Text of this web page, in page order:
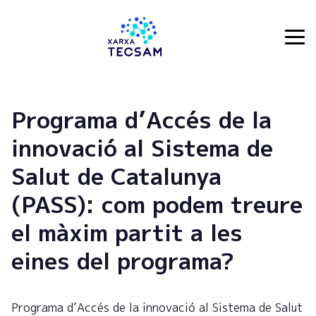
Programa d’Accés de la
innovació al Sistema de
Salut de Catalunya
(PASS): com podem treure
el màxim partit a les
eines del programa?
Programa d’Accés de la innovació al Sistema de Salut